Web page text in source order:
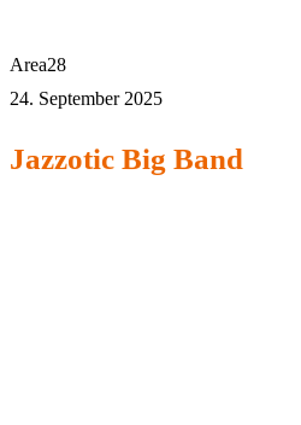
Area28
24. September 2025
Jazzotic Big Band